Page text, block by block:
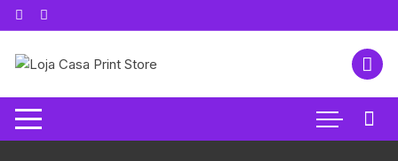
Pular
para
conteúdo